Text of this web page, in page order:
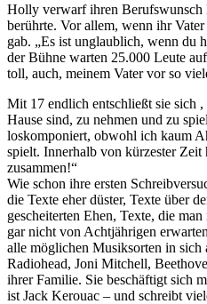
Holly verwarf ihren
berührte. Vor allem, wenn ihr
gab. „Es ist unglaublich, wenn du
der Bühne warten 25.000 Leute
toll, auch, meinem Vater vor so
Mit 17 endlich entschließt sie sich
Hause sind, zu nehmen und zu
loskomponiert, obwohl ich kaum
spielt. Innerhalb von kürzester Zeit
zusammen!“
Wie schon ihre ersten
die Texte eher düster, Texte über
gescheiterten Ehen, Texte, die
gar nicht von Achtjährigen
alle möglichen Musiksorten in
Radiohead, Joni Mitchell,
ihrer Familie. Sie beschäftigt sich
ist Jack Kerouac – und schreibt